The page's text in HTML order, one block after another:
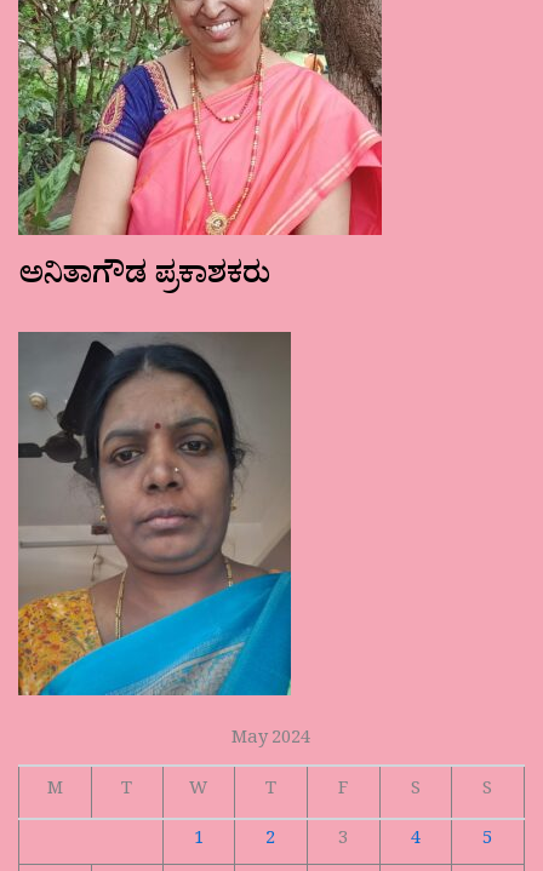
ಅನಿತಾಗೌಡ ಪ್ರಕಾಶಕರು
May 2024
M
T W T F S
S
1
2 3 4
5